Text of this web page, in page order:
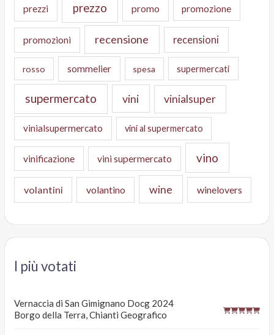
prezzi prezzo promo promozione
promozioni recensione recensioni
rosso sommelier spesa supermercati
supermercato vini vinialsuper
vinialsupermercato vini al supermercato
vinificazione vini supermercato vino
volantini volantino wine winelovers
I più votati
Vernaccia di San Gimignano Docg 2024
Borgo della Terra, Chianti Geografico